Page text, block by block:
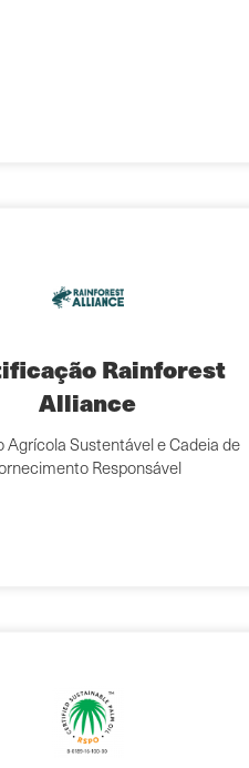
Rainforest
Alliance
Agrícola Sustentável e Cadeia de
Responsável